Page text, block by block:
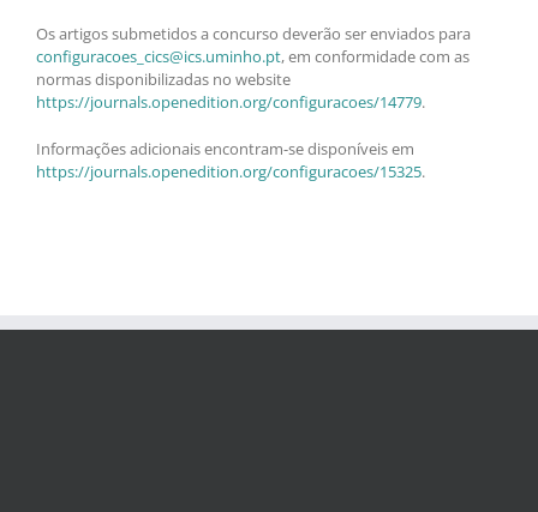
Os artigos submetidos a concurso deverão ser enviados para
configuracoes_cics@ics.uminho.pt, em conformidade com as
normas disponibilizadas no website
https://journals.openedition.org/configuracoes/14779.
Informações adicionais encontram-se disponíveis em
https://journals.openedition.org/configuracoes/15325.